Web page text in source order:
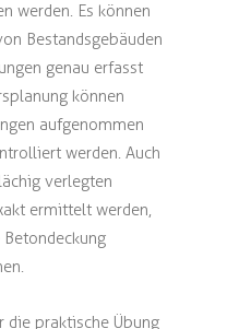
werden. Es können
Bestandsgebäuden
genau erfasst
können
aufgenommen
werden. Auch
verlegten
ermittelt werden,
die praktische Übung